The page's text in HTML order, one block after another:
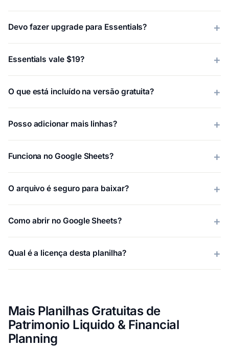
Devo fazer upgrade para Essentials?
Essentials vale $19?
O que está incluído na versão gratuita?
Posso adicionar mais linhas?
Funciona no Google Sheets?
O arquivo é seguro para baixar?
Como abrir no Google Sheets?
Qual é a licença desta planilha?
Mais Planilhas Gratuitas de
Patrimonio Liquido & Financial
Planning